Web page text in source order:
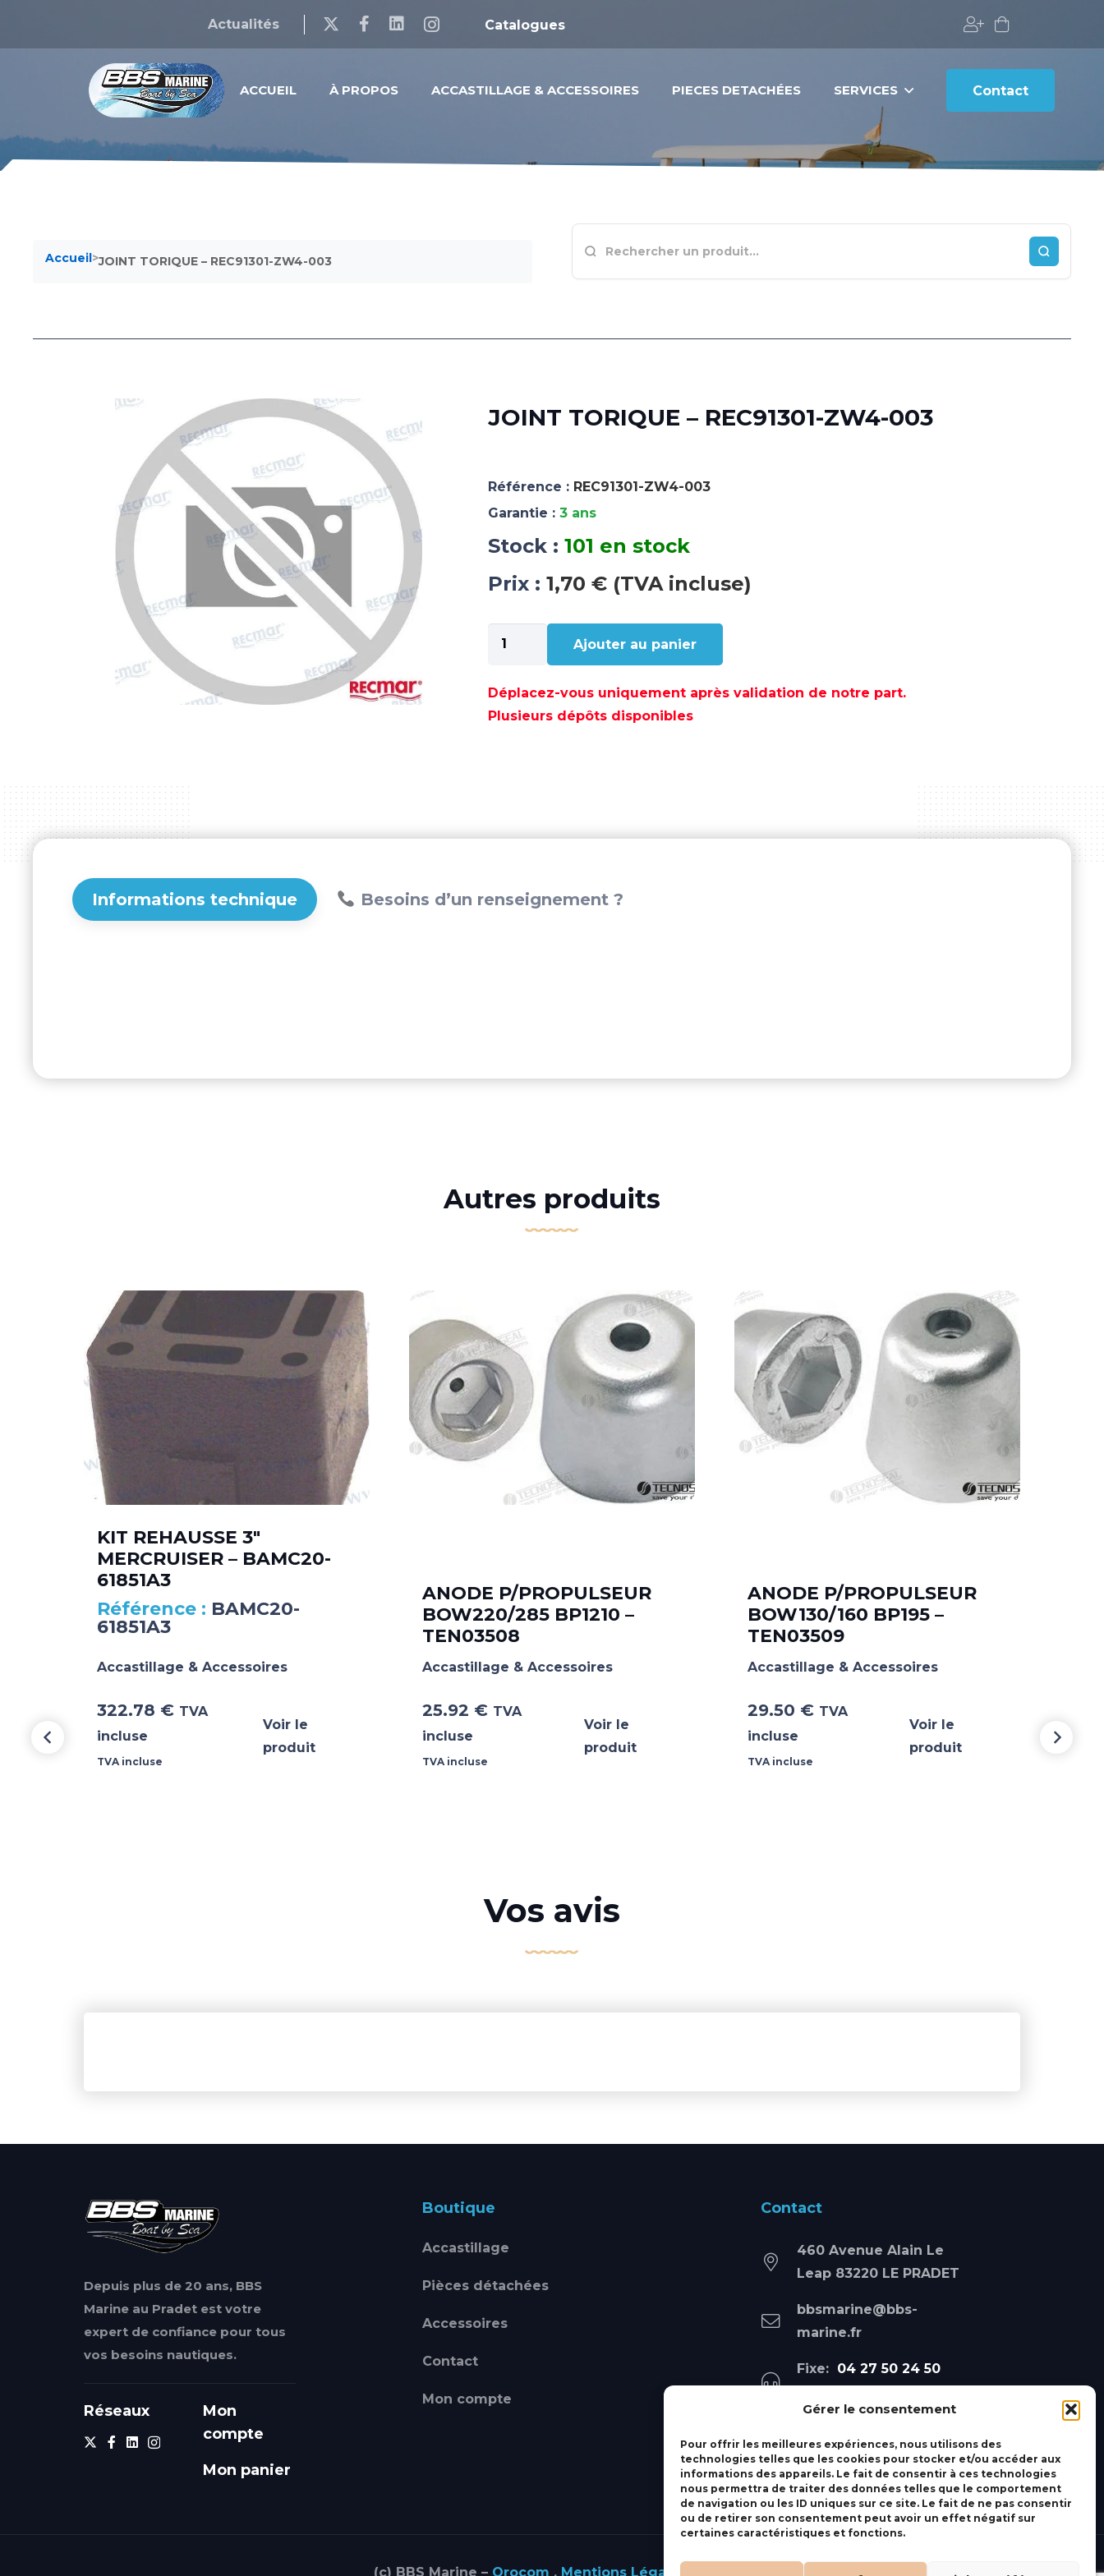
Gérer le consentement
Pour offrir les meilleures expériences, nous utilisons des
technologies telles que les cookies pour stocker et/ou accéder aux
informations des appareils. Le fait de consentir à ces technologies
nous permettra de traiter des données telles que le comportement
de navigation ou les ID uniques sur ce site. Le fait de ne pas consentir
ou de retirer son consentement peut avoir un effet négatif sur
certaines caractéristiques et fonctions.
Actualités Catalogues
ACCUEIL À PROPOS ACCASTILLAGE & ACCESSOIRES PIECES DETACHÉES SERVICES Contact
Accueil>JOINT TORIQUE – REC91301-ZW4-003
JOINT TORIQUE – REC91301-ZW4-003
Référence : REC91301-ZW4-003
Garantie : 3 ans
Stock : 101 en stock
Prix : 1,70 € (TVA incluse)
quantité
de
TORIQUE
-
Ajouter au panier
Déplacez-vous uniquement après validation de notre part.
Plusieurs dépôts disponibles
Informations technique Besoins d’un renseignement ?
Autres produits
KIT REHAUSSE 3″
MERCRUISER – BAMC20-
61851A3
BAMC20-
61851A3
Accastillage & Accessoires
322.78 € TVA
incluse
TVA incluse
Voir le
produit
ANODE P/PROPULSEUR
BOW220/285 BP1210 –
TEN03508
Accastillage & Accessoires
25.92 € TVA
incluse
TVA incluse
Voir le
produit
ANODE P/PROPULSEUR
BOW130/160 BP195 –
TEN03509
Accastillage & Accessoires
29.50 € TVA
incluse
TVA incluse
Voir le
produit
Vos avis
Depuis plus de 20 ans, BBS
Marine au Pradet est votre
expert de confiance pour tous
vos besoins nautiques.
Réseaux
Mon
compte
Mon panier
Boutique
Accastillage
Pièces détachées
Accessoires
Contact
Mon compte
Contact
460 Avenue Alain Le
Leap 83220 LE PRADET
bbsmarine@bbs-
marine.fr
Fixe: 04 27 50 24 50
(c) BBS Marine – Orocom . Mentions Légales